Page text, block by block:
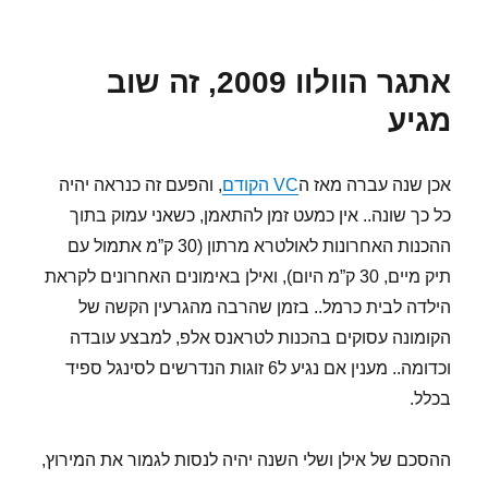
2009
אתגר הוולוו 2009, זה שוב
מגיע
אכן שנה עברה מאז הVC הקודם
, והפעם זה כנראה יהיה
כל כך שונה.. אין כמעט זמן להתאמן, כשאני עמוק בתוך
ההכנות האחרונות לאולטרא מרתון (30 ק”מ אתמול עם
תיק מיים, 30 ק”מ היום), ואילן באימונים האחרונים לקראת
הילדה לבית כרמל.. בזמן שהרבה מהגרעין הקשה של
הקומונה עסוקים בהכנות לטראנס אלפ, למבצע עובדה
וכדומה.. מענין אם נגיע ל6 זוגות הנדרשים לסינגל ספיד
בכלל.
ההסכם של אילן ושלי השנה יהיה לנסות לגמור את המירוץ,